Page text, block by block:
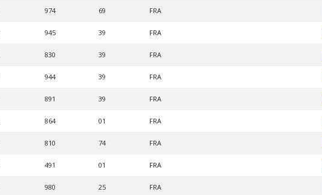
974 69 FRA
945 39 FRA
830 39 FRA
944 39 FRA
891 39 FRA
864 01 FRA
810 74 FRA
491 01 FRA
980 25 FRA